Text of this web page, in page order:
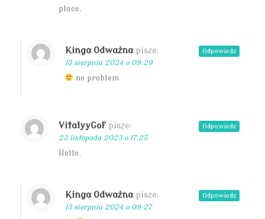
place.
Kinga Odważna pisze:
13 sierpnia 2024 o 09:29
no problem
Odpowiedz
VitalyyGof pisze:
23 listopada 2023 o 17:25
Hello.
Odpowiedz
Kinga Odważna pisze:
13 sierpnia 2024 o 09:27
Odpowiedz